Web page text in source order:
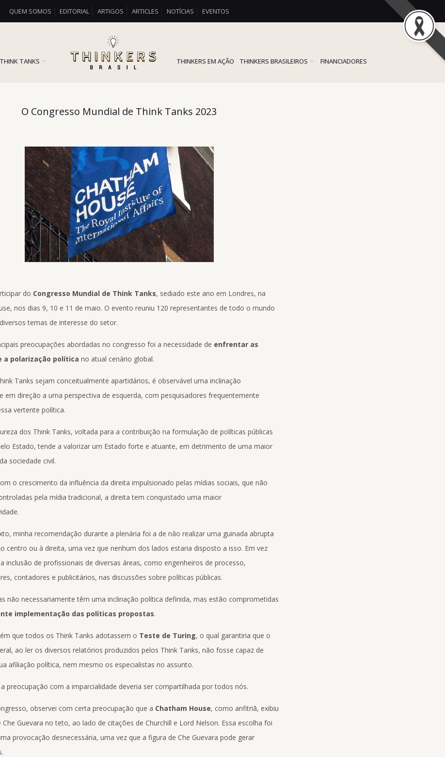
QUEM SOMOS EDITORIAL ARTIGOS ARTICLES NOTÍCIAS EVENTOS
TANKS THINKERS EM AÇÃO THINKERS BRASILEIROS FINANCIADORES
O Congresso Mundial de Think Tanks 2023
do Congresso Mundial de Think Tanks, sediado este ano em Londres, na
nos dias 9, 10 e 11 de maio. O evento reuniu 120 representantes de todo o mundo
temas de interesse do setor.
preocupações abordadas no congresso foi a necessidade de enfrentar as
a polarização política no atual cenário global.
Tanks sejam conceitualmente apartidários, é observável uma inclinação
em direção a uma perspectiva de esquerda, com pesquisadores frequentemente
vertente política.
dos Think Tanks, voltada para a contribuição na formulação de políticas públicas
Estado, tende a valorizar um Estado forte e atuante, em detrimento de uma maior
sociedade civil.
o crescimento da influência da direita impulsionado pelas mídias sociais, que não
pela mídia tradicional, a direita tem conquistado uma maior
minha recomendação durante a plenária foi a de não realizar uma guinada abrupta
centro ou à direita, uma vez que nenhum dos lados estaria disposto a isso. Em vez
inclusão de profissionais de diversas áreas, como engenheiros de processo,
contadores e publicitários, nas discussões sobre políticas públicas.
não necessariamente têm uma inclinação política definida, mas estão comprometidas
implementação das políticas propostas.
que todos os Think Tanks adotassem o Teste de Turing, o qual garantiria que o
ao ler os diversos relatórios produzidos pelos Think Tanks, não fosse capaz de
afiliação política, nem mesmo os especialistas no assunto.
preocupação com a imparcialidade deveria ser compartilhada por todos nós.
observei com certa preocupação que a Chatham House, como anfitriã, exibiu
Guevara no teto, ao lado de citações de Churchill e Lord Nelson. Essa escolha foi
provocação desnecessária, uma vez que a figura de Che Guevara pode gerar